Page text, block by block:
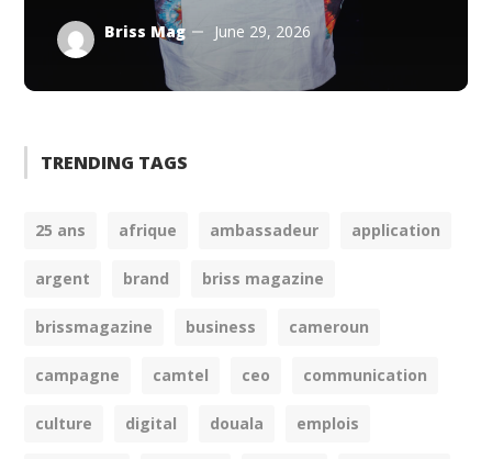
Briss Mag June 29, 2026
TRENDING TAGS
25 ans afrique ambassadeur application
argent brand briss magazine
brissmagazine business cameroun
campagne camtel ceo communication
culture digital douala emplois